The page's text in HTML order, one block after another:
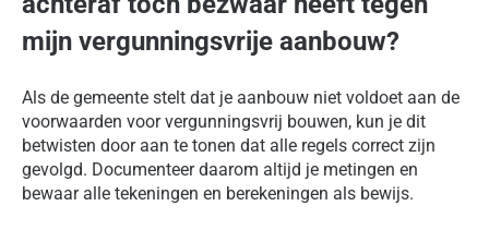
mijn vergunningsvrije aanbouw?
Als de gemeente stelt dat je aanbouw niet voldoet aan de
voorwaarden voor vergunningsvrij bouwen, kun je dit
betwisten door aan te tonen dat alle regels correct zijn
gevolgd. Documenteer daarom altijd je metingen en
bewaar alle tekeningen en berekeningen als bewijs.